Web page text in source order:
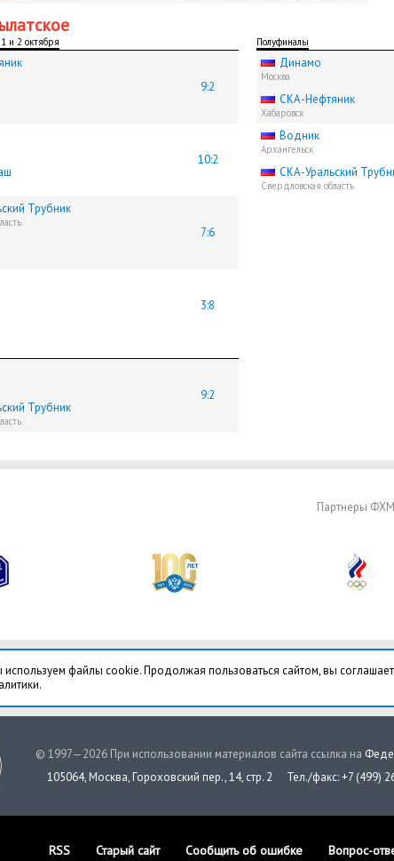
и 2 октября
9:2
10:2
Трубник
7:6
3:8
Полуфиналы
Динамо
Москва
СКА-Нефтяник
Хабаровск
Водник
Архангельск
СКА-Уральский
Свердловская область
9:2
Трубник
Партнеры
файлы cookie. Продолжая пользоваться сайтом, вы
© 1997—2026 При использовании материалов сайта ссылка на
105064, Москва, Гороховский пер., 14, стр. 2
Тел./факс: +7 (499)
RSS Старый сайт Сообщить об ошибке Вопрос-